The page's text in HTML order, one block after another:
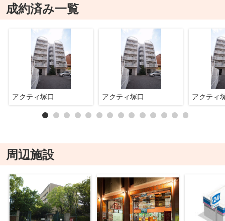
成約済み一覧
アクティ塚口 アクティ塚口 アクティ
周辺施設